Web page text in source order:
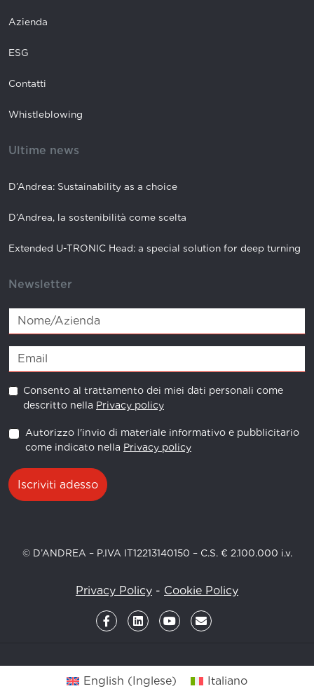
Azienda
ESG
Contatti
Whistleblowing
Ultime news
D’Andrea: Sustainability as a choice
D’Andrea, la sostenibilità come scelta
Extended U-TRONIC Head: a special solution for deep turning
Newsletter
Consento al trattamento dei miei dati personali come
descritto nella Privacy policy
Autorizzo l'invio di materiale informativo e pubblicitario
come indicato nella Privacy policy
Iscriviti adesso
© D’ANDREA – P.IVA IT12213140150 – C.S. € 2.100.000 i.v.
Privacy Policy - Cookie Policy
English (Inglese) Italiano